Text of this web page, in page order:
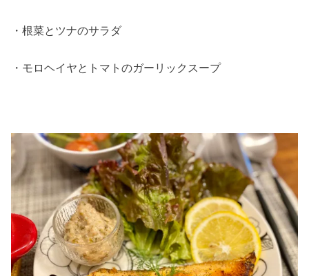
・根菜とツナのサラダ
・モロヘイヤとトマトのガーリックスープ